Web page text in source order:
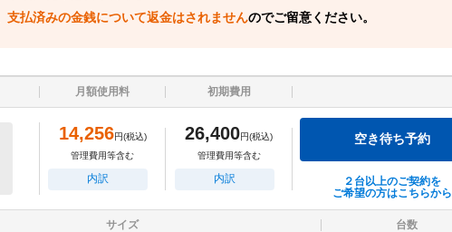
支払済みの金銭について返金はされませんのでご留意ください。
月額使用料 初期費用
14,256円(税込)
管理費用等含む
内訳
26,400円(税込)
管理費用等含む
内訳
空き待ち予約
２台以上のご契約を
ご希望の方はこちらから
サイズ 台数